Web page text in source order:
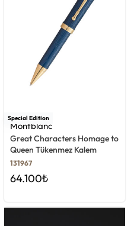
Special Edition
Montblanc
Great Characters Homage to
Queen Tükenmez Kalem
131967
64.100₺